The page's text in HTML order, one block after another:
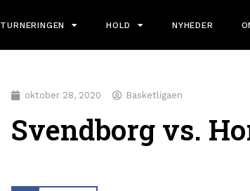
TURNERINGEN HOLD NYHEDER
oktober 28, 2020 Basketligaen
Svendborg vs.